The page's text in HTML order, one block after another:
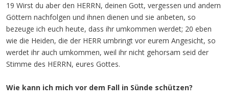
19 Wirst du aber den HERRN, deinen Gott, vergessen und andern
Göttern nachfolgen und ihnen dienen und sie anbeten, so
bezeuge ich euch heute, dass ihr umkommen werdet; 20 eben
wie die Heiden, die der HERR umbringt vor eurem Angesicht, so
werdet ihr auch umkommen, weil ihr nicht gehorsam seid der
Stimme des HERRN, eures Gottes.
Wie kann ich mich vor dem Fall in Sünde schützen?